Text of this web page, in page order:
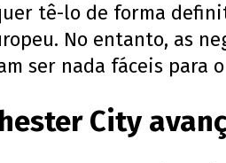
tê-lo de forma
No entanto, as
ser nada fáceis para
City